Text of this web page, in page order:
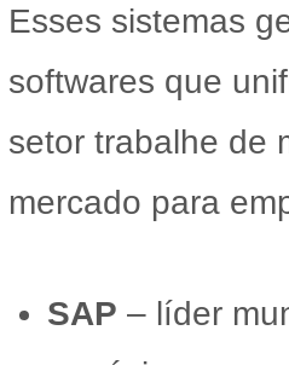
Esses sistemas
softwares que
setor trabalhe de
mercado para
SAP – líder